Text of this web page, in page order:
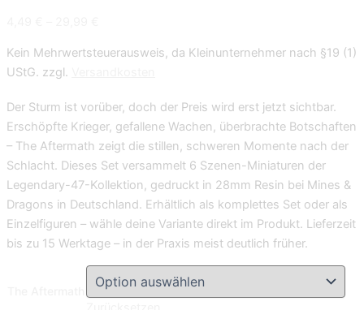
Kein Mehrwertsteuerausweis, da Kleinunternehmer nach §19 (1)
UStG. zzgl.
Der Sturm ist vorüber, doch der Preis wird erst jetzt sichtbar.
Erschöpfte Krieger, gefallene Wachen, überbrachte Botschaften
– The Aftermath zeigt die stillen, schweren Momente nach der
Schlacht. Dieses Set versammelt 6 Szenen-Miniaturen der
Legendary-47-Kollektion, gedruckt in 28mm Resin bei Mines &
Dragons in Deutschland. Erhältlich als komplettes Set oder als
Einzelfiguren – wähle deine Variante direkt im Produkt. Lieferzeit
bis zu 15 Werktage – in der Praxis meist deutlich früher.